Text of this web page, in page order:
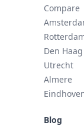
Compare
Den Haag
Utrecht
Almere
Blog